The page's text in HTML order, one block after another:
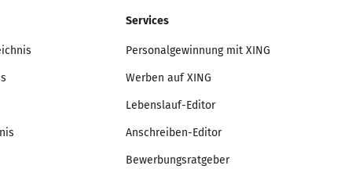
Services
Personalgewinnung mit XING
Werben auf XING
Lebenslauf-Editor
Anschreiben-Editor
Bewerbungsratgeber